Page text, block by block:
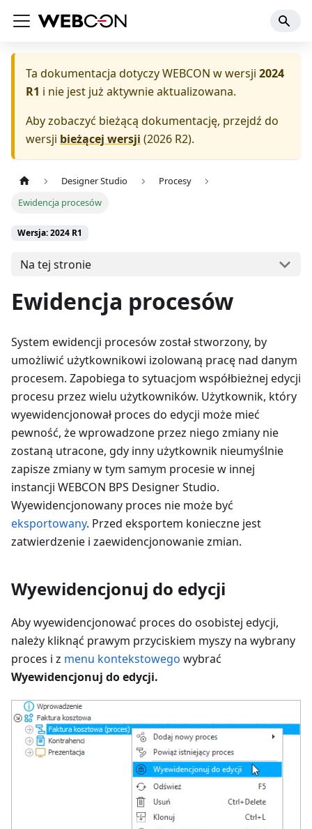
Ta dokumentacja dotyczyWEBCON w wersji 2024
R1 i nie jest już aktywnie aktualizowana.
Aby zobaczyć bieżącą dokumentację, przejdź do
wersji bieżącej wersji (2026 R2).
Designer Studio
Procesy
Ewidencja procesów
Wersja: 2024 R1
Na tej stronie
Ewidencja procesów
System ewidencji procesów został stworzony, by
umożliwić użytkownikowi izolowaną pracę nad danym
procesem. Zapobiega to sytuacjom współbieżnej edycji
procesu przez wielu użytkowników. Użytkownik, który
wyewidencjonował proces do edycji może mieć
pewność, że wprowadzone przez niego zmiany nie
zostaną utracone, gdy inny użytkownik nieumyślnie
zapisze zmiany w tym samym procesie w innej
instancji WEBCON BPS Designer Studio.
Wyewidencjonowany proces nie może być
eksportowany. Przed eksportem konieczne jest
zatwierdzenie i zaewidencjonowanie zmian.
Wyewidencjonuj do edycji
Aby wyewidencjonować proces do osobistej edycji,
należy kliknąć prawym przyciskiem myszy na wybrany
proces i z menu kontekstowego wybrać
Wyewidencjonuj do edycji.